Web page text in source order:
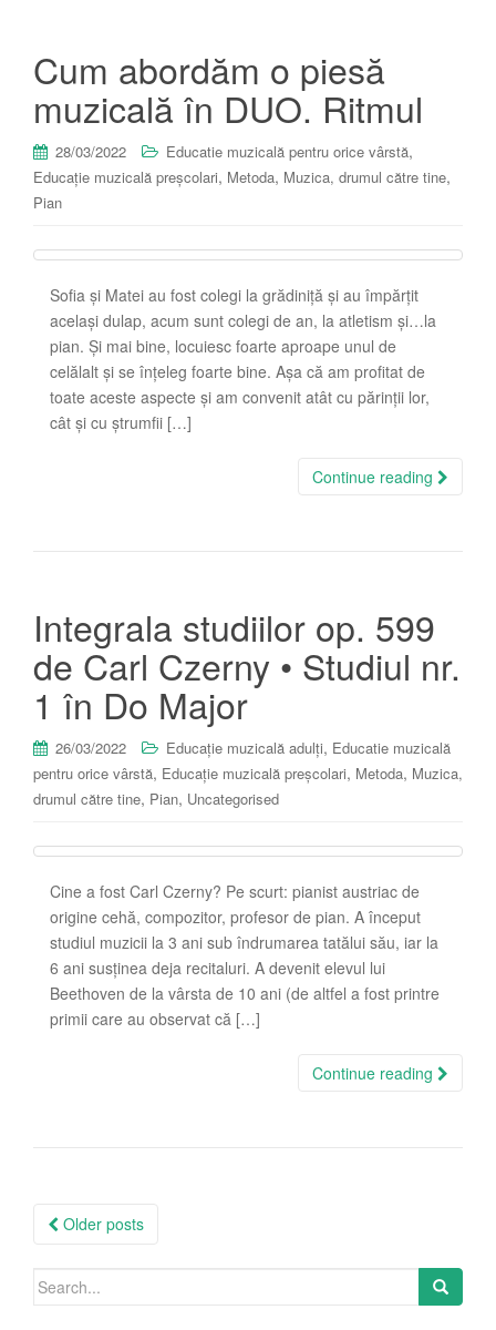
Cum abordăm o piesă
muzicală în DUO. Ritmul
28/03/2022 Educatie muzicală pentru orice vârstă,
Educație muzicală preșcolari, Metoda, Muzica, drumul către tine,
Pian
Sofia și Matei au fost colegi la grădiniță și au împărțit
același dulap, acum sunt colegi de an, la atletism și…la
pian. Și mai bine, locuiesc foarte aproape unul de
celălalt și se înțeleg foarte bine. Așa că am profitat de
toate aceste aspecte și am convenit atât cu părinții lor,
cât și cu ștrumfii […]
Continue reading
Integrala studiilor op. 599
de Carl Czerny • Studiul nr.
1 în Do Major
26/03/2022 Educație muzicală adulți, Educatie muzicală
pentru orice vârstă, Educație muzicală preșcolari, Metoda, Muzica,
drumul către tine, Pian, Uncategorised
Cine a fost Carl Czerny? Pe scurt: pianist austriac de
origine cehă, compozitor, profesor de pian. A început
studiul muzicii la 3 ani sub îndrumarea tatălui său, iar la
6 ani susținea deja recitaluri. A devenit elevul lui
Beethoven de la vârsta de 10 ani (de altfel a fost printre
primii care au observat că […]
Continue reading
Posts
Older posts
Search